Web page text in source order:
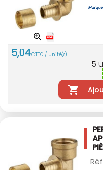
5,04€TTC / unité(s)
5